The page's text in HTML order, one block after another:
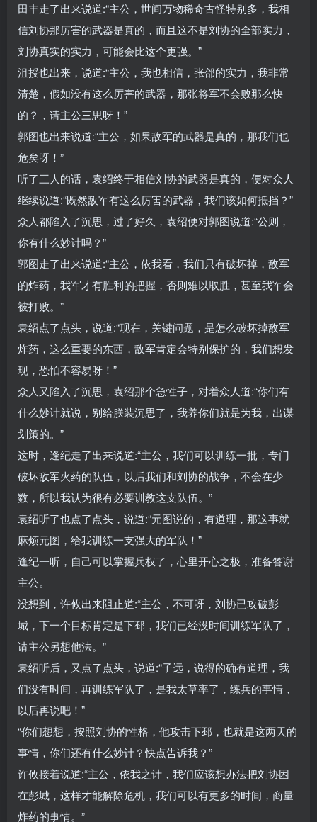
田丰走了出来说道:“主公，世间万物稀奇古怪特别多，我相
信刘协那厉害的武器是真的，而且这不是刘协的全部实力，
刘协真实的实力，可能会比这个更强。”
沮授也出来，说道:“主公，我也相信，张郃的实力，我非常
清楚，假如没有这么厉害的武器，那张将军不会败那么快
的？，请主公三思呀！”
郭图也出来说道:“主公，如果敌军的武器是真的，那我们也
危矣呀！”
听了三人的话，袁绍终于相信刘协的武器是真的，便对众人
继续说道:“既然敌军有这么厉害的武器，我们该如何抵挡？”
众人都陷入了沉思，过了好久，袁绍便对郭图说道:“公则，
你有什么妙计吗？”
郭图走了出来说道:“主公，依我看，我们只有破坏掉，敌军
的炸药，我军才有胜利的把握，否则难以取胜，甚至我军会
被打败。”
袁绍点了点头，说道:“现在，关键问题，是怎么破坏掉敌军
炸药，这么重要的东西，敌军肯定会特别保护的，我们想发
现，恐怕不容易呀！”
众人又陷入了沉思，袁绍那个急性子，对着众人道:“你们有
什么妙计就说，别给朕装沉思了，我养你们就是为我，出谋
划策的。”
这时，逢纪走了出来说道:“主公，我们可以训练一批，专门
破坏敌军火药的队伍，以后我们和刘协的战争，不会在少
数，所以我认为很有必要训教这支队伍。”
袁绍听了也点了点头，说道:“元图说的，有道理，那这事就
麻烦元图，给我训练一支强大的军队！”
逢纪一听，自己可以掌握兵权了，心里开心之极，准备答谢
主公。
没想到，许攸出来阻止道:“主公，不可呀，刘协已攻破彭
城，下一个目标肯定是下邳，我们已经没时间训练军队了，
请主公另想他法。”
袁绍听后，又点了点头，说道:“子远，说得的确有道理，我
们没有时间，再训练军队了，是我太草率了，练兵的事情，
以后再说吧！”
“你们想想，按照刘协的性格，他攻击下邳，也就是这两天的
事情，你们还有什么妙计？快点告诉我？”
许攸接着说道:“主公，依我之计，我们应该想办法把刘协困
在彭城，这样才能解除危机，我们可以有更多的时间，商量
炸药的事情。”